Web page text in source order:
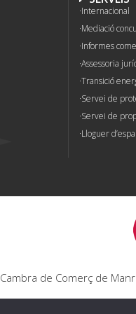
Internacional
Mediació
Informes
Assessoria
Transició
Servei de
Servei de
Lloguer
Cambra de Comerç de